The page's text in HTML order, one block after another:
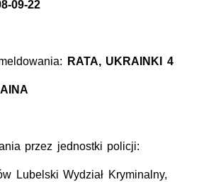
09-22
RATA, UKRAINKI 4
przez jednostki policji:
Lubelski Wydział Kryminalny,